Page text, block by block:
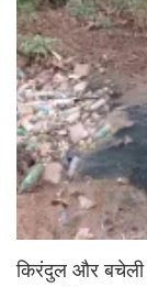
किरंदुल और बचेली